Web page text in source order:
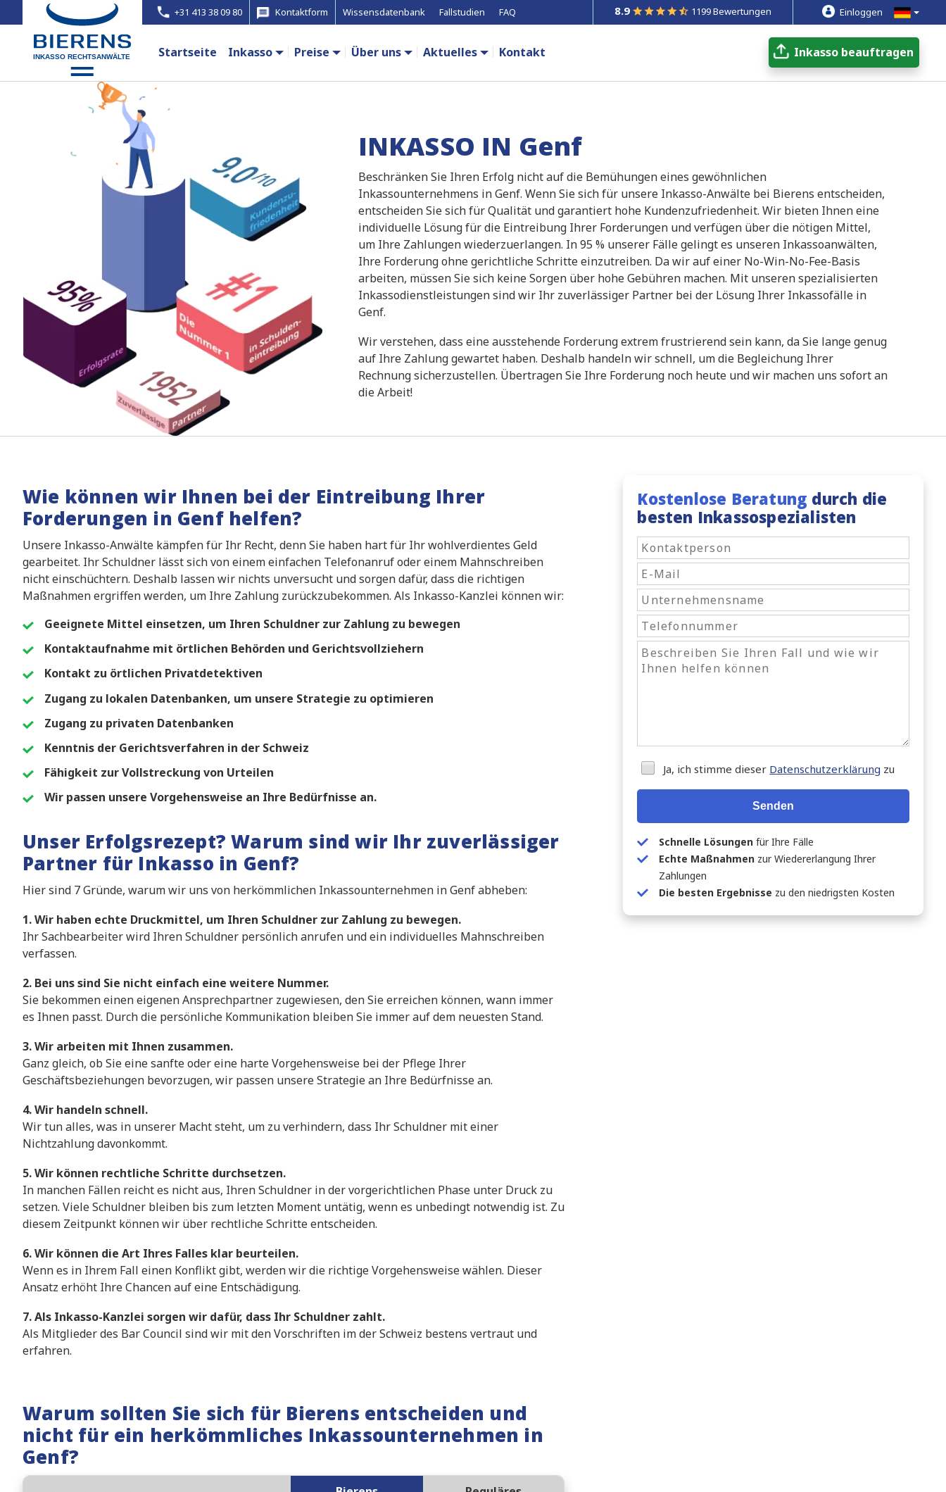
+31 413 38 09 80 Kontaktform Wissensdatenbank Fallstudien FAQ 8.9 1199 Bewertungen Einloggen
Startseite Inkasso Preise Über uns Aktuelles Kontakt Inkasso beauftragen
INKASSO IN Genf
Beschränken Sie Ihren Erfolg nicht auf die Bemühungen eines gewöhnlichen
Inkassounternehmens in Genf. Wenn Sie sich für unsere Inkasso-Anwälte bei Bierens entscheiden,
entscheiden Sie sich für Qualität und garantiert hohe Kundenzufriedenheit. Wir bieten Ihnen eine
individuelle Lösung für die Eintreibung Ihrer Forderungen und verfügen über die nötigen Mittel,
um Ihre Zahlungen wiederzuerlangen. In 95 % unserer Fälle gelingt es unseren Inkassoanwälten,
Ihre Forderung ohne gerichtliche Schritte einzutreiben. Da wir auf einer No-Win-No-Fee-Basis
arbeiten, müssen Sie sich keine Sorgen über hohe Gebühren machen. Mit unseren spezialisierten
Inkassodienstleistungen sind wir Ihr zuverlässiger Partner bei der Lösung Ihrer Inkassofälle in
Genf.
Wir verstehen, dass eine ausstehende Forderung extrem frustrierend sein kann, da Sie lange genug
auf Ihre Zahlung gewartet haben. Deshalb handeln wir schnell, um die Begleichung Ihrer
Rechnung sicherzustellen. Übertragen Sie Ihre Forderung noch heute und wir machen uns sofort an
die Arbeit!
Wie können wir Ihnen bei der Eintreibung Ihrer
Forderungen in Genf helfen?
Unsere Inkasso-Anwälte kämpfen für Ihr Recht, denn Sie haben hart für Ihr wohlverdientes Geld
gearbeitet. Ihr Schuldner lässt sich von einem einfachen Telefonanruf oder einem Mahnschreiben
nicht einschüchtern. Deshalb lassen wir nichts unversucht und sorgen dafür, dass die richtigen
Maßnahmen ergriffen werden, um Ihre Zahlung zurückzubekommen. Als Inkasso-Kanzlei können wir:
Geeignete Mittel einsetzen, um Ihren Schuldner zur Zahlung zu bewegen
Kontaktaufnahme mit örtlichen Behörden und Gerichtsvollziehern
Kontakt zu örtlichen Privatdetektiven
Zugang zu lokalen Datenbanken, um unsere Strategie zu optimieren
Zugang zu privaten Datenbanken
Kenntnis der Gerichtsverfahren in der Schweiz
Fähigkeit zur Vollstreckung von Urteilen
Wir passen unsere Vorgehensweise an Ihre Bedürfnisse an.
Unser Erfolgsrezept? Warum sind wir Ihr zuverlässiger
Partner für Inkasso in Genf?
Hier sind 7 Gründe, warum wir uns von herkömmlichen Inkassounternehmen in Genf abheben:
1. Wir haben echte Druckmittel, um Ihren Schuldner zur Zahlung zu bewegen.
Ihr Sachbearbeiter wird Ihren Schuldner persönlich anrufen und ein individuelles Mahnschreiben
verfassen.
2. Bei uns sind Sie nicht einfach eine weitere Nummer.
Sie bekommen einen eigenen Ansprechpartner zugewiesen, den Sie erreichen können, wann immer
es Ihnen passt. Durch die persönliche Kommunikation bleiben Sie immer auf dem neuesten Stand.
3. Wir arbeiten mit Ihnen zusammen.
Ganz gleich, ob Sie eine sanfte oder eine harte Vorgehensweise bei der Pflege Ihrer
Geschäftsbeziehungen bevorzugen, wir passen unsere Strategie an Ihre Bedürfnisse an.
4. Wir handeln schnell.
Wir tun alles, was in unserer Macht steht, um zu verhindern, dass Ihr Schuldner mit einer
Nichtzahlung davonkommt.
5. Wir können rechtliche Schritte durchsetzen.
In manchen Fällen reicht es nicht aus, Ihren Schuldner in der vorgerichtlichen Phase unter Druck zu
setzen. Viele Schuldner bleiben bis zum letzten Moment untätig, wenn es unbedingt notwendig ist. Zu
diesem Zeitpunkt können wir über rechtliche Schritte entscheiden.
6. Wir können die Art Ihres Falles klar beurteilen.
Wenn es in Ihrem Fall einen Konflikt gibt, werden wir die richtige Vorgehensweise wählen. Dieser
Ansatz erhöht Ihre Chancen auf eine Entschädigung.
7. Als Inkasso-Kanzlei sorgen wir dafür, dass Ihr Schuldner zahlt.
Als Mitglieder des Bar Council sind wir mit den Vorschriften im der Schweiz bestens vertraut und
erfahren.
Warum sollten Sie sich für Bierens entscheiden und
nicht für ein herkömmliches Inkassounternehmen in
Genf?
Kostenlose Beratung durch die
besten Inkassospezialisten
Ja, ich stimme dieser Datenschutzerklärung zu
Senden
Schnelle Lösungen für Ihre Fälle
Echte Maßnahmen zur Wiedererlangung Ihrer
Zahlungen
Die besten Ergebnisse zu den niedrigsten Kosten